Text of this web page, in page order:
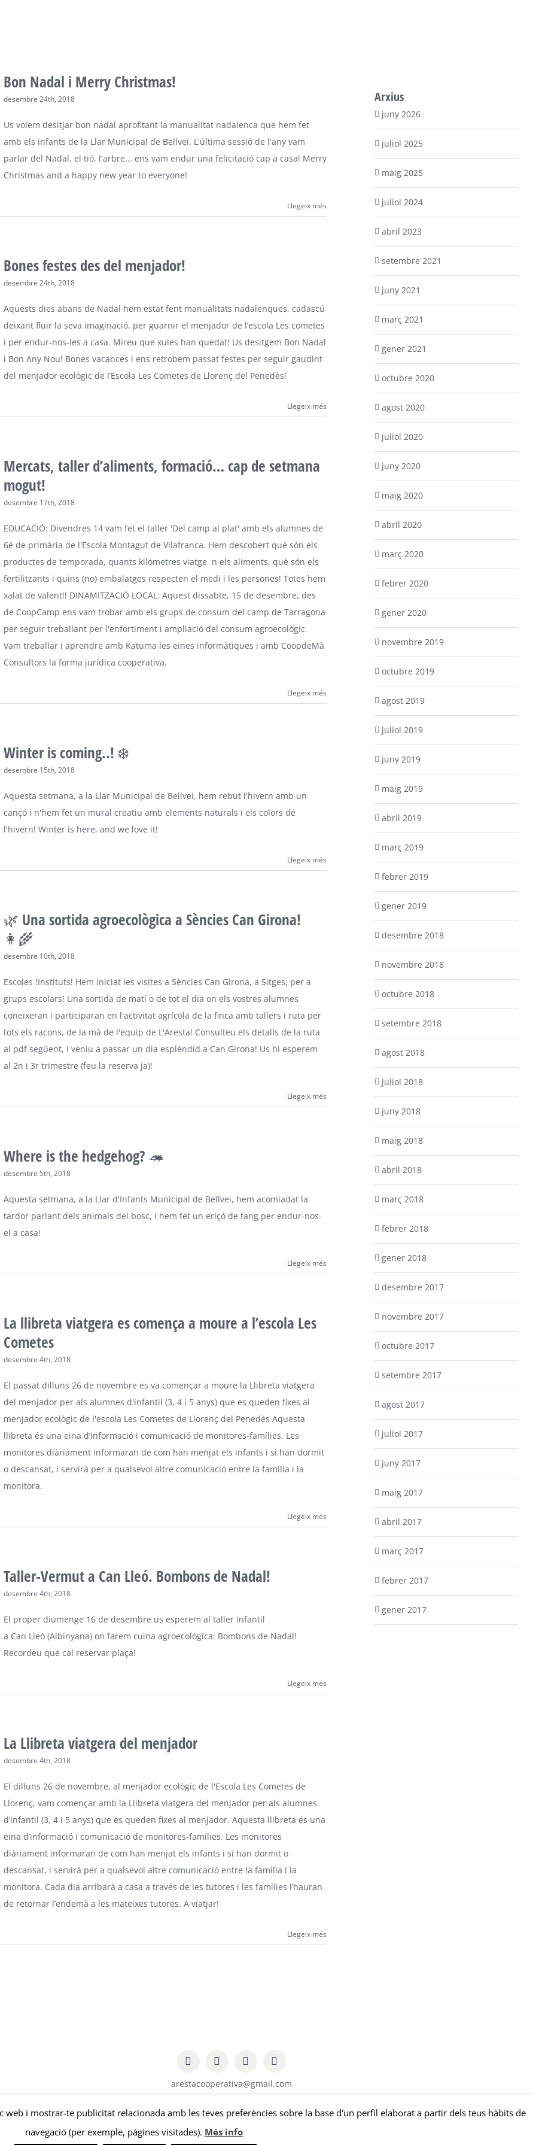
Bon Nadal i Merry Christmas!
desembre 24th, 2018
Us volem desitjar bon nadal aprofitant la manualitat nadalenca que hem fet
amb els infants de la Llar Municipal de Bellvei. L'última sessió de l'any vam
parlar del Nadal, el tió, l'arbre... ens vam endur una felicitació cap a casa! Merry
Christmas and a happy new year to everyone!
Llegeix més
Bones festes des del menjador!
desembre 24th, 2018
Aquests dies abans de Nadal hem estat fent manualitats nadalenques, cadascú
deixant fluir la seva imaginació, per guarnir el menjador de l’escola Les cometes
i per endur-nos-les a casa. Mireu que xules han quedat! Us desitgem Bon Nadal
i Bon Any Nou! Bones vacances i ens retrobem passat festes per seguir gaudint
del menjador ecològic de l’Escola Les Cometes de Llorenç del Penedès!
Llegeix més
Mercats, taller d’aliments, formació… cap de setmana
mogut!
desembre 17th, 2018
EDUCACIÓ: Divendres 14 vam fet el taller 'Del camp al plat' amb els alumnes de
6è de primària de l'Escola Montagut de Vilafranca. Hem descobert què són els
productes de temporada, quants kilòmetres viatge n els aliments, què són els
fertilitzants i quins (no) embalatges respecten el medi i les persones! Totes hem
xalat de valent!! DINAMITZACIÓ LOCAL: Aquest dissabte, 15 de desembre, des
de CoopCamp ens vam trobar amb els grups de consum del camp de Tarragona
per seguir treballant per l'enfortiment i ampliació del consum agroecològic.
Vam treballar i aprendre amb Katuma les eines informàtiques i amb CoopdeMà
Consultors la forma jurídica cooperativa.
Llegeix més
Winter is coming..! ❄️
desembre 15th, 2018
Aquesta setmana, a la Llar Municipal de Bellvei, hem rebut l'hivern amb un
cançó i n'hem fet un mural creatiu amb elements naturals i els colors de
l'hivern! Winter is here, and we love it!
Llegeix més
🌿 Una sortida agroecològica a Sències Can Girona!
👩‍🌾
desembre 10th, 2018
Escoles !Instituts! Hem iniciat les visites a Sències Can Girona, a Sitges, per a
grups escolars! Una sortida de matí o de tot el dia on els vostres alumnes
coneixeran i participaran en l'activitat agrícola de la finca amb tallers i ruta per
tots els racons, de la mà de l'equip de L'Aresta! Consulteu els detalls de la ruta
al pdf següent, i veniu a passar un dia esplèndid a Can Girona! Us hi esperem
al 2n i 3r trimestre (feu la reserva ja)!
Llegeix més
Where is the hedgehog? 🦔
desembre 5th, 2018
Aquesta setmana, a la Llar d'Infants Municipal de Bellvei, hem acomiadat la
tardor parlant dels animals del bosc, i hem fet un eriçó de fang per endur-nos-
el a casa!
Llegeix més
La llibreta viatgera es comença a moure a l’escola Les
Cometes
desembre 4th, 2018
El passat dilluns 26 de novembre es va començar a moure la Llibreta viatgera
del menjador per als alumnes d'infantil (3, 4 i 5 anys) que es queden fixes al
menjador ecològic de l'escola Les Cometes de Llorenç del Penedès Aquesta
llibreta és una eina d’informació i comunicació de monitores-famílies. Les
monitores diàriament informaran de com han menjat els infants i si han dormit
o descansat, i servirà per a qualsevol altre comunicació entre la família i la
monitora.
Llegeix més
Taller-Vermut a Can Lleó. Bombons de Nadal!
desembre 4th, 2018
El proper diumenge 16 de desembre us esperem al taller infantil
a Can Lleó (Albinyana) on farem cuina agroecològica: Bombons de Nadal!
Recordeu que cal reservar plaça!
Llegeix més
La Llibreta viatgera del menjador
desembre 4th, 2018
El dilluns 26 de novembre, al menjador ecològic de l'Escola Les Cometes de
Llorenç, vam començar amb la Llibreta viatgera del menjador per als alumnes
d’infantil (3, 4 i 5 anys) que es queden fixes al menjador. Aquesta llibreta és una
eina d’informació i comunicació de monitores-famílies. Les monitores
diàriament informaran de com han menjat els infants i si han dormit o
descansat, i servirà per a qualsevol altre comunicació entre la família i la
monitora. Cada dia arribarà a casa a través de les tutores i les famílies l’hauran
de retornar l’endemà a les mateixes tutores. A viatjar!
Llegeix més
Arxius
juny 2026
juliol 2025
maig 2025
juliol 2024
abril 2023
setembre 2021
juny 2021
març 2021
gener 2021
octubre 2020
agost 2020
juliol 2020
juny 2020
maig 2020
abril 2020
març 2020
febrer 2020
gener 2020
novembre 2019
octubre 2019
agost 2019
juliol 2019
juny 2019
maig 2019
abril 2019
març 2019
febrer 2019
gener 2019
desembre 2018
novembre 2018
octubre 2018
setembre 2018
agost 2018
juliol 2018
juny 2018
maig 2018
abril 2018
març 2018
febrer 2018
gener 2018
desembre 2017
novembre 2017
octubre 2017
setembre 2017
agost 2017
juliol 2017
juny 2017
maig 2017
abril 2017
març 2017
febrer 2017
gener 2017
arestacooperativa@gmail.com
© Copyright2026 | Aresta Cooperativa |Avís legal- Política de privacitat
i mostrar-te publicitat relacionada amb les teves preferències sobre la base d'un perfil elaborat a partir dels teus hàbits de
navegació (per exemple, pàgines visitades). Més info